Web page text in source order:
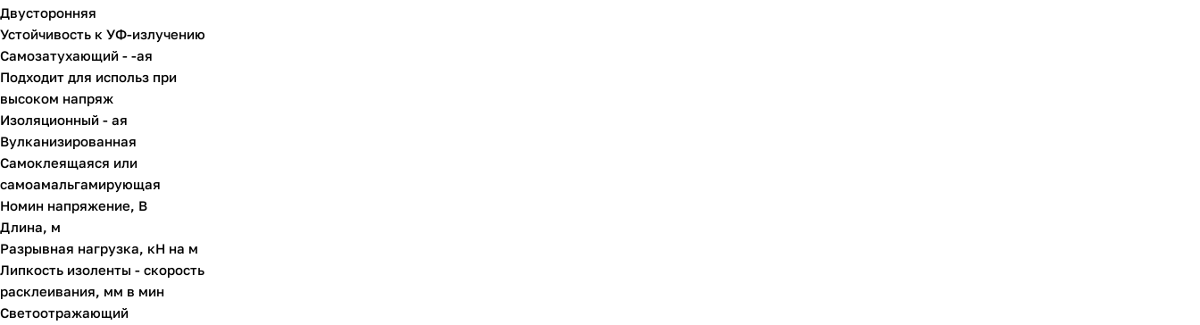
Двусторонняя
Устойчивость к УФ-излучению
Самозатухающий - -ая
Подходит для использ при
высоком напряж
Изоляционный - ая
Вулканизированная
Самоклеящаяся или
самоамальгамирующая
Номин напряжение, В
Длина, м
Разрывная нагрузка, кН на м
Липкость изоленты - скорость
расклеивания, мм в мин
Светоотражающий